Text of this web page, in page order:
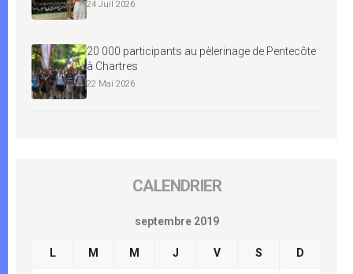
24 Juil 2026
20 000 participants au pèlerinage de Pentecôte
à Chartres
22 Mai 2026
CALENDRIER
septembre 2019
L M M J V S D